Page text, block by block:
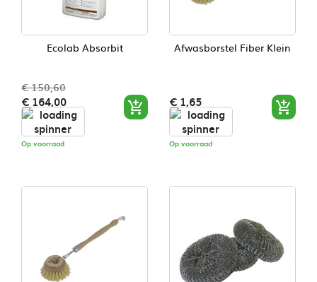
Ecolab Absorbit
prijs
€ 150,60
€ 164,00
Op voorraad

Afwasborstel Fiber Klein
€ 1,65
Op voorraad
